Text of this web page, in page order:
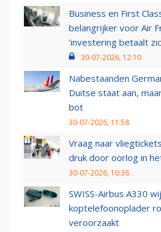
Business en First
belangrijker voor Air
‘investering betaalt
30-07-2026, 12:10
Nabestaanden
Duitse staat aan,
bot
30-07-2026, 11:58
Vraag naar
druk door oorlog in
30-07-2026, 10:36
SWISS-Airbus A330
koptelefoonoplader
veroorzaakt